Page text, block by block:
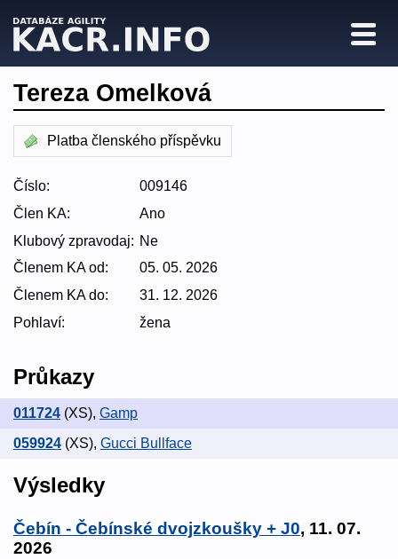
Tereza Omelková
Platba členského příspěvku
Číslo:
009146
Člen KA:
Ano
Klubový zpravodaj: Ne
Členem KA od:
05. 05. 2026
Členem KA do:
31. 12. 2026
Pohlaví:
žena
Průkazy
011724 (XS), Gamp
059924 (XS), Gucci Bullface
Výsledky
Čebín - Čebínské dvojzkoušky + J0, 11. 07.
2026